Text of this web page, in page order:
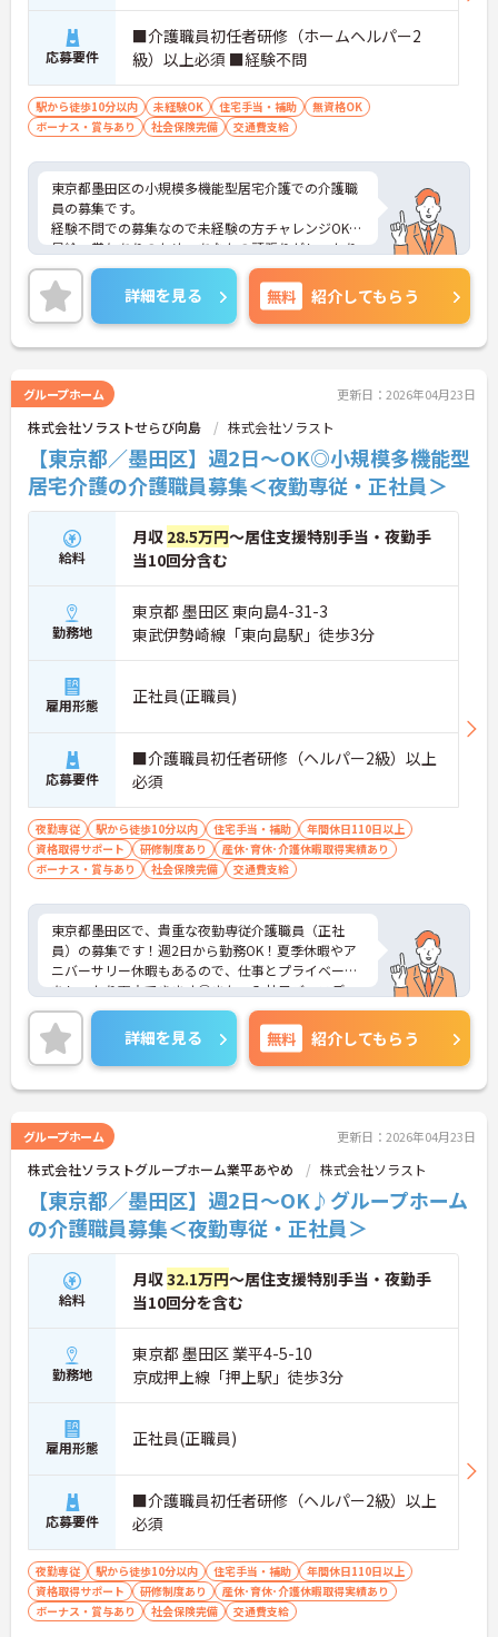
応募要件
■介護職員初任者研修（ホームヘルパー2
級）以上必須 ■経験不問
駅から徒歩10分以内 未経験OK 住宅手当・補助
無資格OK
ボーナス・賞与あり
社会保険完備 交通費支給
東京都墨田区の小規模多機能型居宅介護での介護職
員の募集です。
経験不問での募集なので未経験の方チャレンジOK！
昇給・賞与ありのため、あなたの頑張りがしっかり
評価されます。
ご興味のある方は、面接のポイントをお伝えします
のでお気軽にお問い合せください。
詳細を見る 無料 紹介してもらう
グループホーム 更新日：2026年04月23日
株式会社ソラストせらび向島 株式会社ソラスト
【東京都／墨田区】週2日～OK◎小規模多機能型
居宅介護の介護職員募集＜夜勤専従・正社員＞
給料
月収 28.5万円～居住支援特別手当・夜勤手
当10回分含む
勤務地
東京都 墨田区 東向島4-31-3
東武伊勢崎線「東向島駅」徒歩3分
雇用形態 正社員(正職員)
応募要件
■介護職員初任者研修（ヘルパー2級）以上
必須
夜勤専従 駅から徒歩10分以内 住宅手当・補助
年間休日110日以上
資格取得サポート
研修制度あり
産休･育休･介護休暇取得実績あり
ボーナス・賞与あり
社会保険完備 交通費支給
東京都墨田区で、貴重な夜勤専従介護職員（正社
員）の募集です！週2日から勤務OK！夏季休暇やア
ニバーサリー休暇もあるので、仕事とプライベート
をしっかり両立できます◎また、入社日バースデー
手当やホテルなどの会員割引など、福利厚生が充実
しているのも嬉しいポイント♪ご興味のある方は面
接ポイントをお伝えしますので、お気軽にご連絡く
ださい！
詳細を見る 無料 紹介してもらう
グループホーム 更新日：2026年04月23日
株式会社ソラストグループホーム業平あやめ 株式会社ソラスト
【東京都／墨田区】週2日～OK♪グループホーム
の介護職員募集＜夜勤専従・正社員＞
給料
月収32.1万円～居住支援特別手当・夜勤手
当10回分を含む
勤務地
東京都 墨田区 業平4-5-10
京成押上線「押上駅」徒歩3分
雇用形態 正社員(正職員)
応募要件
■介護職員初任者研修（ヘルパー2級）以上
必須
夜勤専従 駅から徒歩10分以内 住宅手当・補助
年間休日110日以上
資格取得サポート
研修制度あり
産休･育休･介護休暇取得実績あり
ボーナス・賞与あり
社会保険完備 交通費支給